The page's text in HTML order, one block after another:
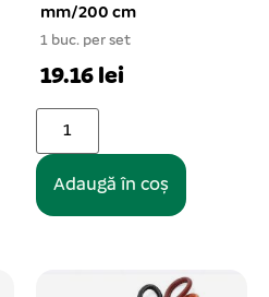
mm/200 cm
1 buc. per set
19.16 lei
Adaugă în coș